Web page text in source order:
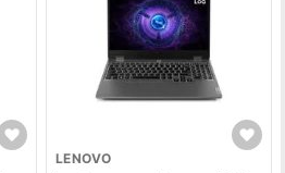
LENOVO